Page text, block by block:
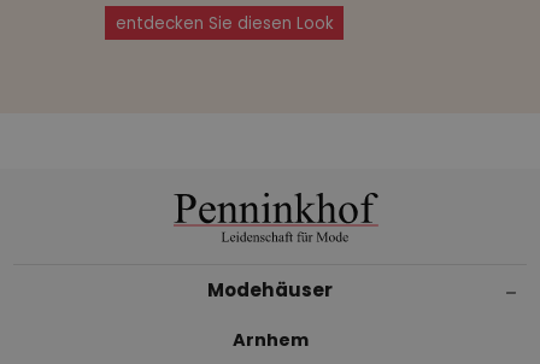
entdecken Sie diesen Look
Modehäuser
Arnhem